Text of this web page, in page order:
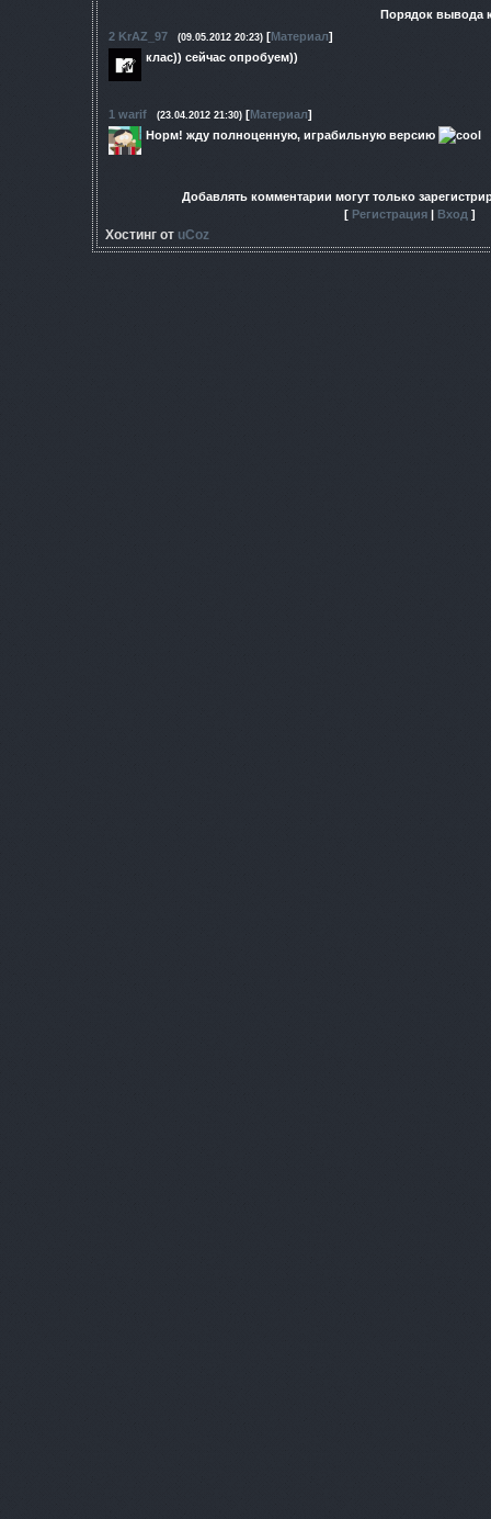
Порядок вывода
2 KrAZ_97 (09.05.2012 20:23) [Материал]
клас)) сейчас опробуем))
1 warif (23.04.2012 21:30) [Материал]
Норм! жду полноценную, играбильную версию
Добавлять комментарии могут только
[ Регистрация | Вход ]
Хостинг от uCoz